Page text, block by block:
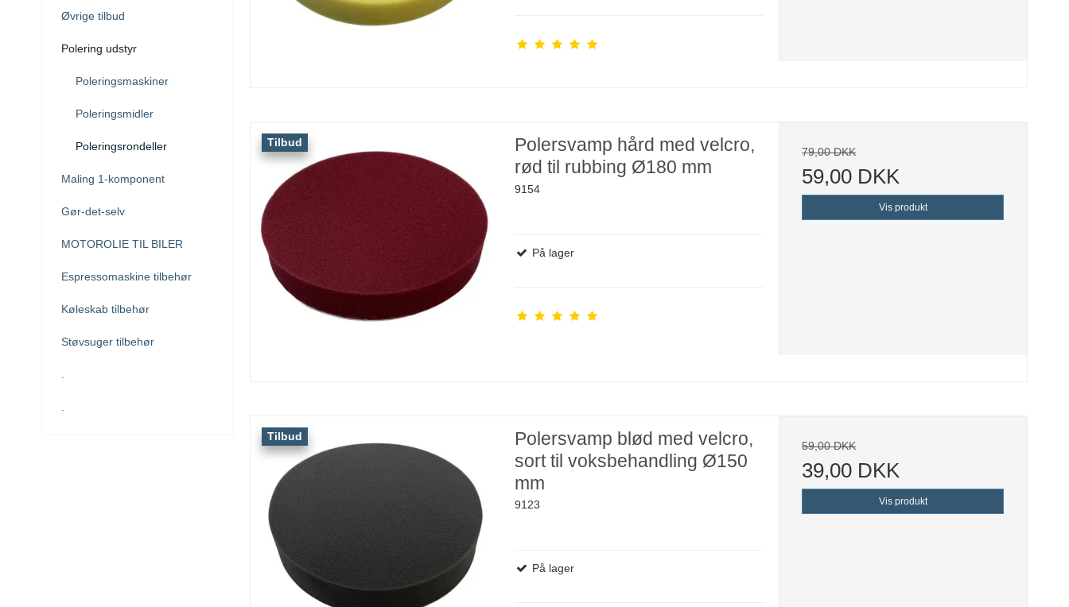
Øvrige tilbud
Polering udstyr
Poleringsmaskiner
Poleringsmidler
Poleringsrondeller
Maling 1-komponent
Gør-det-selv
MOTOROLIE TIL BILER
Espressomaskine tilbehør
Køleskab tilbehør
Støvsuger tilbehør
Tilbud
Polersvamp hård med velcro,
rød til rubbing Ø180 mm
9154
På lager
79,00 DKK
59,00 DKK
Vis produkt
Tilbud
Polersvamp blød med velcro,
sort til voksbehandling Ø150
mm
9123
På lager
59,00 DKK
39,00 DKK
Vis produkt